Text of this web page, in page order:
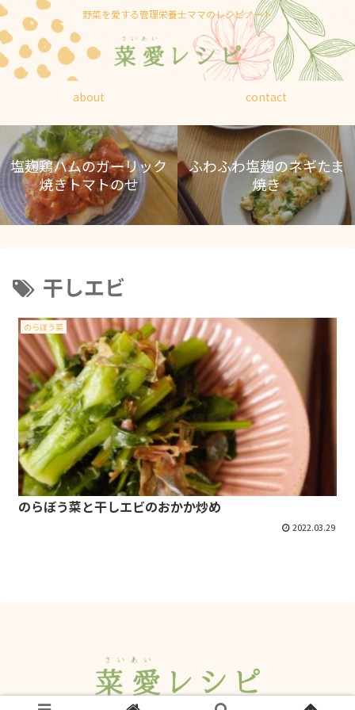
野菜を愛する管理栄養士ママのレシピノート
about contact
塩麹鶏ハムのガーリック
焼きトマトのせ
ふわふわ塩麹のネギたま
焼き
干しエビ
のらぼう菜
のらぼう菜と干しエビのおかか炒め
2022.03.29